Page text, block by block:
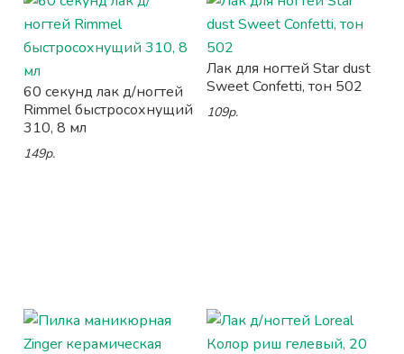
60 секунд лак д/ногтей
Rimmel быстросохнущий
310, 8 мл
149р.
Лак для ногтей Star dust
Sweet Confetti, тон 502
109р.